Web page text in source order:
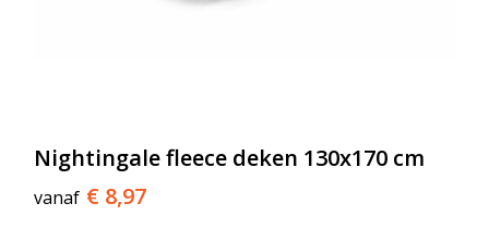
Nightingale fleece deken 130x170 cm
vanaf € 8,97